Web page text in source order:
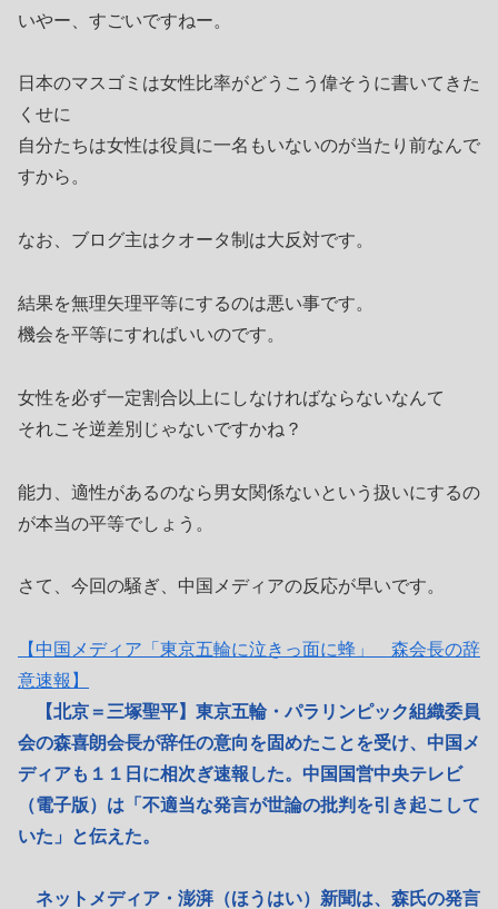
いやー、すごいですねー。
日本のマスゴミは女性比率がどうこう偉そうに書いてきた
くせに
自分たちは女性は役員に一名もいないのが当たり前なんで
すから。
なお、ブログ主はクオータ制は大反対です。
結果を無理矢理平等にするのは悪い事です。
機会を平等にすればいいのです。
女性を必ず一定割合以上にしなければならないなんて
それこそ逆差別じゃないですかね？
能力、適性があるのなら男女関係ないという扱いにするの
が本当の平等でしょう。
さて、今回の騒ぎ、中国メディアの反応が早いです。
【中国メディア「東京五輪に泣きっ面に蜂」 森会長の辞
意速報】
【北京＝三塚聖平】東京五輪・パラリンピック組織委員
会の森喜朗会長が辞任の意向を固めたことを受け、中国メ
ディアも１１日に相次ぎ速報した。中国国営中央テレビ
（電子版）は「不適当な発言が世論の批判を引き起こして
いた」と伝えた。
ネットメディア・澎湃（ほうはい）新聞は、森氏の発言